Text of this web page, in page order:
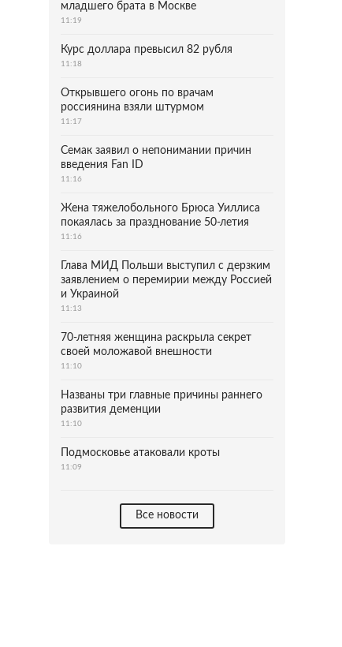
младшего брата в Москве
11:19
Курс доллара превысил 82 рубля
11:18
Открывшего огонь по врачам
россиянина взяли штурмом
11:17
Семак заявил о непонимании причин
введения Fan ID
11:16
Жена тяжелобольного Брюса Уиллиса
покаялась за празднование 50-летия
11:16
Глава МИД Польши выступил с дерзким
заявлением о перемирии между Россией
и Украиной
11:13
70-летняя женщина раскрыла секрет
своей моложавой внешности
11:10
Названы три главные причины раннего
развития деменции
11:10
Подмосковье атаковали кроты
11:09
Все новости